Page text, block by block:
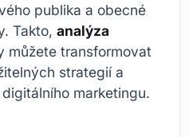
publika a obecné
Takto, analýza
můžete transformovat
strategií a
marketingu.